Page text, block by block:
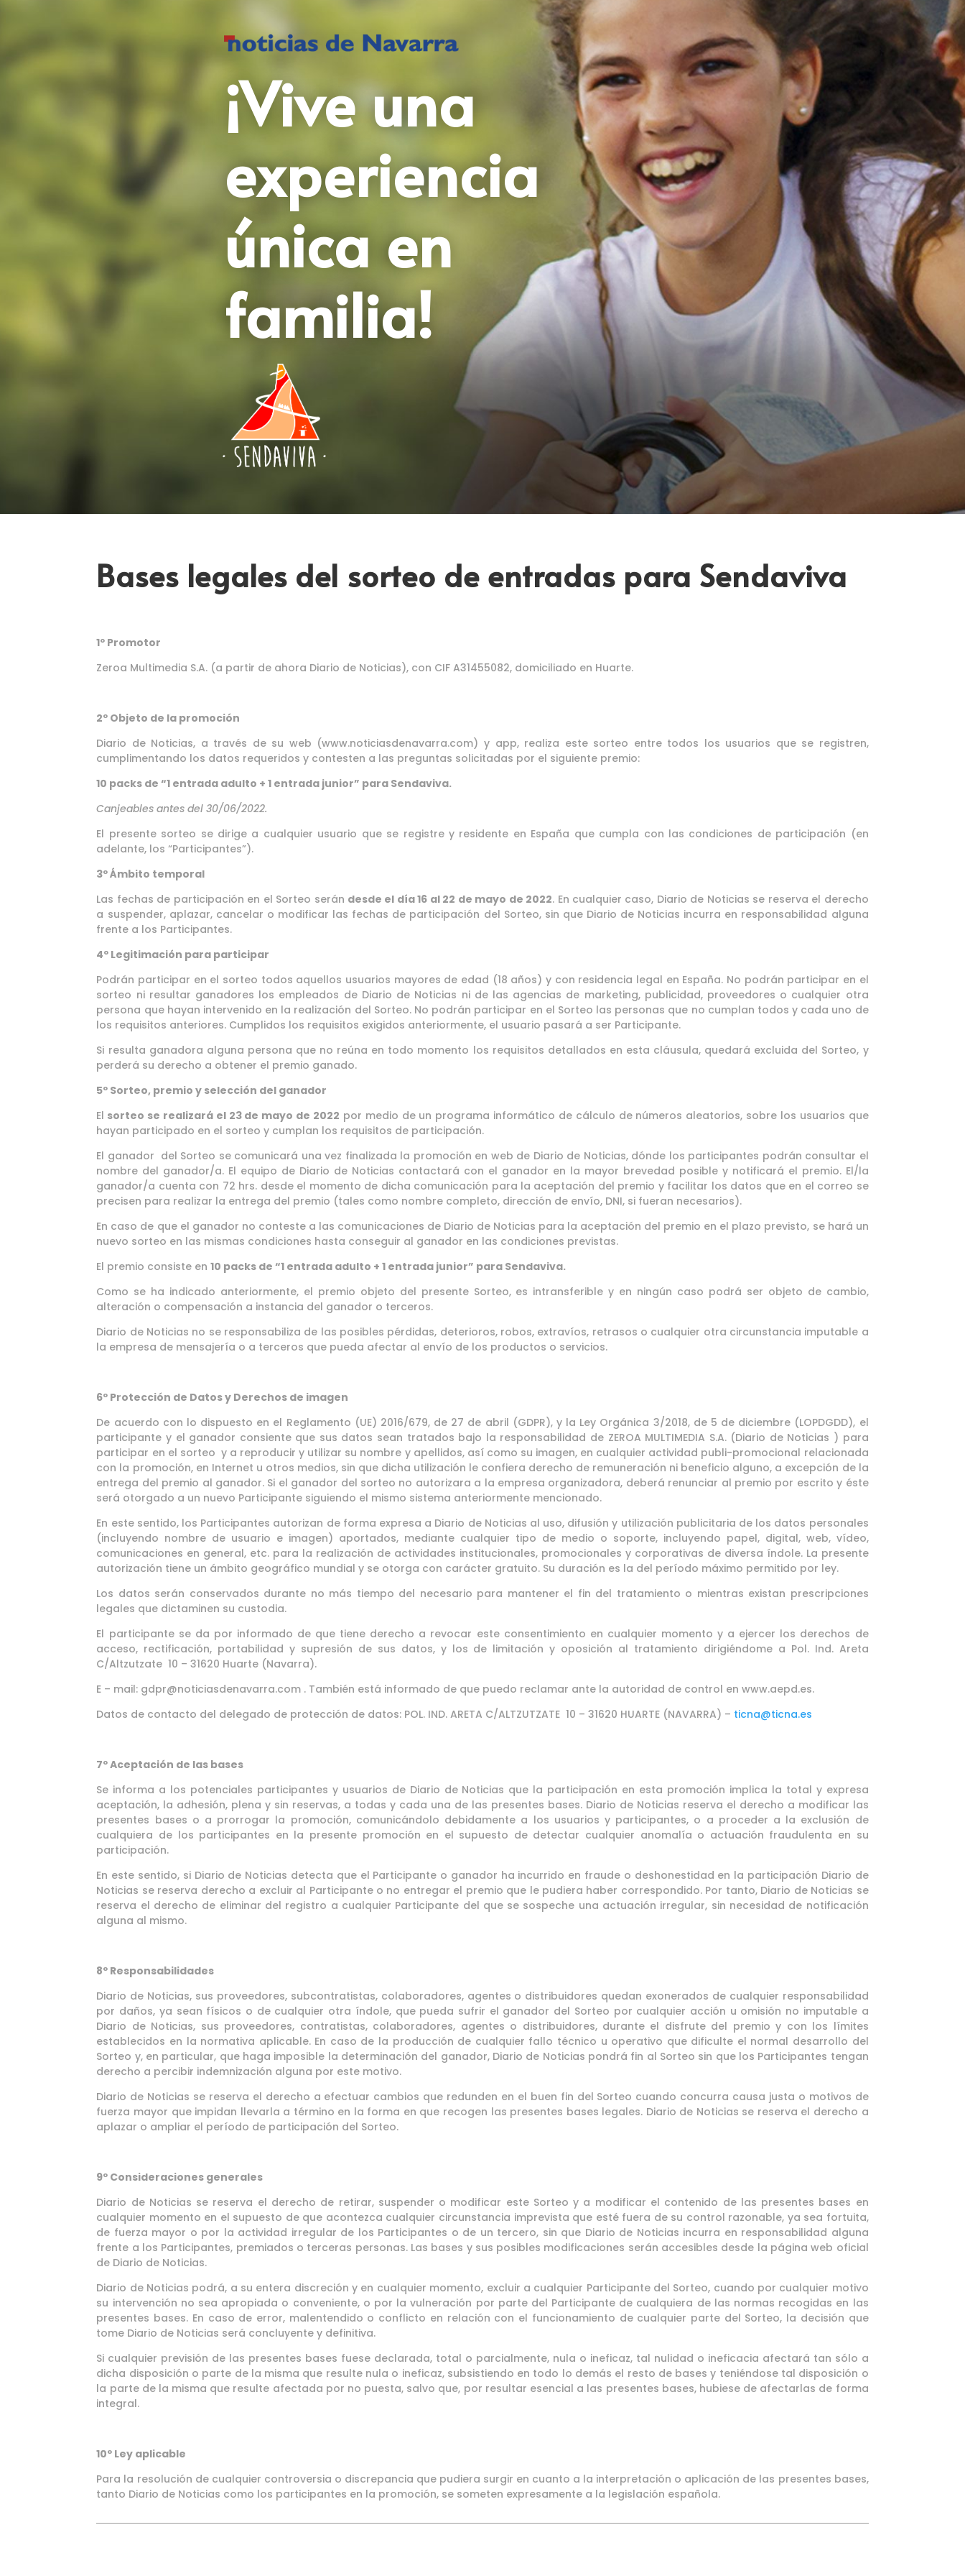
¡Vive una
experiencia
única en
familia!
Bases legales del sorteo de entradas para Sendaviva
1º Promotor
Zeroa Multimedia S.A. (a partir de ahora Diario de Noticias), con CIF A31455082, domiciliado en Huarte.
2º Objeto de la promoción
Diario de Noticias, a través de su web (www.noticiasdenavarra.com) y app, realiza este sorteo entre todos los usuarios que se registren,
cumplimentando los datos requeridos y contesten a las preguntas solicitadas por el siguiente premio:
10 packs de “1 entrada adulto + 1 entrada junior” para Sendaviva.
Canjeables antes del 30/06/2022.
El presente sorteo se dirige a cualquier usuario que se registre y residente en España que cumpla con las condiciones de participación (en
adelante, los “Participantes”).
3º Ámbito temporal
Las fechas de participación en el Sorteo serán desde el día 16 al 22 de mayo de 2022. En cualquier caso, Diario de Noticias se reserva el derecho
a suspender, aplazar, cancelar o modificar las fechas de participación del Sorteo, sin que Diario de Noticias incurra en responsabilidad alguna
frente a los Participantes.
4º Legitimación para participar
Podrán participar en el sorteo todos aquellos usuarios mayores de edad (18 años) y con residencia legal en España. No podrán participar en el
sorteo ni resultar ganadores los empleados de Diario de Noticias ni de las agencias de marketing, publicidad, proveedores o cualquier otra
persona que hayan intervenido en la realización del Sorteo. No podrán participar en el Sorteo las personas que no cumplan todos y cada uno de
los requisitos anteriores. Cumplidos los requisitos exigidos anteriormente, el usuario pasará a ser Participante.
Si resulta ganadora alguna persona que no reúna en todo momento los requisitos detallados en esta cláusula, quedará excluida del Sorteo, y
perderá su derecho a obtener el premio ganado.
5º Sorteo, premio y selección del ganador
El sorteo se realizará el 23 de mayo de 2022 por medio de un programa informático de cálculo de números aleatorios, sobre los usuarios que
hayan participado en el sorteo y cumplan los requisitos de participación.
El ganador del Sorteo se comunicará una vez finalizada la promoción en web de Diario de Noticias, dónde los participantes podrán consultar el
nombre del ganador/a. El equipo de Diario de Noticias contactará con el ganador en la mayor brevedad posible y notificará el premio. El/la
ganador/a cuenta con 72 hrs. desde el momento de dicha comunicación para la aceptación del premio y facilitar los datos que en el correo se
precisen para realizar la entrega del premio (tales como nombre completo, dirección de envío, DNI, si fueran necesarios).
En caso de que el ganador no conteste a las comunicaciones de Diario de Noticias para la aceptación del premio en el plazo previsto, se hará un
nuevo sorteo en las mismas condiciones hasta conseguir al ganador en las condiciones previstas.
El premio consiste en10 packs de “1 entrada adulto + 1 entrada junior” para Sendaviva.
Como se ha indicado anteriormente, el premio objeto del presente Sorteo, es intransferible y en ningún caso podrá ser objeto de cambio,
alteración o compensación a instancia del ganador o terceros.
Diario de Noticias no se responsabiliza de las posibles pérdidas, deterioros, robos, extravíos, retrasos o cualquier otra circunstancia imputable a
la empresa de mensajería o a terceros que pueda afectar al envío de los productos o servicios.
6º Protección de Datos y Derechos de imagen
De acuerdo con lo dispuesto en el Reglamento (UE) 2016/679, de 27 de abril (GDPR), y la Ley Orgánica 3/2018, de 5 de diciembre (LOPDGDD), el
participante y el ganador consiente que sus datos sean tratados bajo la responsabilidad de ZEROA MULTIMEDIA S.A. (Diario de Noticias ) para
participar en el sorteo y a reproducir y utilizar su nombre y apellidos, así como su imagen, en cualquier actividad publi-promocional relacionada
con la promoción, en Internet u otros medios, sin que dicha utilización le confiera derecho de remuneración ni beneficio alguno, a excepción de la
entrega del premio al ganador. Si el ganador del sorteo no autorizara a la empresa organizadora, deberá renunciar al premio por escrito y éste
será otorgado a un nuevo Participante siguiendo el mismo sistema anteriormente mencionado.
En este sentido, los Participantes autorizan de forma expresa a Diario de Noticias al uso, difusión y utilización publicitaria de los datos personales
(incluyendo nombre de usuario e imagen) aportados, mediante cualquier tipo de medio o soporte, incluyendo papel, digital, web, vídeo,
comunicaciones en general, etc. para la realización de actividades institucionales, promocionales y corporativas de diversa índole. La presente
autorización tiene un ámbito geográfico mundial y se otorga con carácter gratuito. Su duración es la del período máximo permitido por ley.
Los datos serán conservados durante no más tiempo del necesario para mantener el fin del tratamiento o mientras existan prescripciones
legales que dictaminen su custodia.
El participante se da por informado de que tiene derecho a revocar este consentimiento en cualquier momento y a ejercer los derechos de
acceso, rectificación, portabilidad y supresión de sus datos, y los de limitación y oposición al tratamiento dirigiéndome a Pol. Ind. Areta
C/Altzutzate 10 – 31620 Huarte (Navarra).
E – mail: gdpr@noticiasdenavarra.com . También está informado de que puedo reclamar ante la autoridad de control en www.aepd.es.
Datos de contacto del delegado de protección de datos: POL. IND. ARETA C/ALTZUTZATE 10 – 31620 HUARTE (NAVARRA) – ticna@ticna.es
7º Aceptación de las bases
Se informa a los potenciales participantes y usuarios de Diario de Noticias que la participación en esta promoción implica la total y expresa
aceptación, la adhesión, plena y sin reservas, a todas y cada una de las presentes bases. Diario de Noticias reserva el derecho a modificar las
presentes bases o a prorrogar la promoción, comunicándolo debidamente a los usuarios y participantes, o a proceder a la exclusión de
cualquiera de los participantes en la presente promoción en el supuesto de detectar cualquier anomalía o actuación fraudulenta en su
participación.
En este sentido, si Diario de Noticias detecta que el Participante o ganador ha incurrido en fraude o deshonestidad en la participación Diario de
Noticias se reserva derecho a excluir al Participante o no entregar el premio que le pudiera haber correspondido. Por tanto, Diario de Noticias se
reserva el derecho de eliminar del registro a cualquier Participante del que se sospeche una actuación irregular, sin necesidad de notificación
alguna al mismo.
8º Responsabilidades
Diario de Noticias, sus proveedores, subcontratistas, colaboradores, agentes o distribuidores quedan exonerados de cualquier responsabilidad
por daños, ya sean físicos o de cualquier otra índole, que pueda sufrir el ganador del Sorteo por cualquier acción u omisión no imputable a
Diario de Noticias, sus proveedores, contratistas, colaboradores, agentes o distribuidores, durante el disfrute del premio y con los límites
establecidos en la normativa aplicable. En caso de la producción de cualquier fallo técnico u operativo que dificulte el normal desarrollo del
Sorteo y, en particular, que haga imposible la determinación del ganador, Diario de Noticias pondrá fin al Sorteo sin que los Participantes tengan
derecho a percibir indemnización alguna por este motivo.
Diario de Noticias se reserva el derecho a efectuar cambios que redunden en el buen fin del Sorteo cuando concurra causa justa o motivos de
fuerza mayor que impidan llevarla a término en la forma en que recogen las presentes bases legales. Diario de Noticias se reserva el derecho a
aplazar o ampliar el período de participación del Sorteo.
9º Consideraciones generales
Diario de Noticias se reserva el derecho de retirar, suspender o modificar este Sorteo y a modificar el contenido de las presentes bases en
cualquier momento en el supuesto de que acontezca cualquier circunstancia imprevista que esté fuera de su control razonable, ya sea fortuita,
de fuerza mayor o por la actividad irregular de los Participantes o de un tercero, sin que Diario de Noticias incurra en responsabilidad alguna
frente a los Participantes, premiados o terceras personas. Las bases y sus posibles modificaciones serán accesibles desde la página web oficial
de Diario de Noticias.
Diario de Noticias podrá, a su entera discreción y en cualquier momento, excluir a cualquier Participante del Sorteo, cuando por cualquier motivo
su intervención no sea apropiada o conveniente, o por la vulneración por parte del Participante de cualquiera de las normas recogidas en las
presentes bases. En caso de error, malentendido o conflicto en relación con el funcionamiento de cualquier parte del Sorteo, la decisión que
tome Diario de Noticias será concluyente y definitiva.
Si cualquier previsión de las presentes bases fuese declarada, total o parcialmente, nula o ineficaz, tal nulidad o ineficacia afectará tan sólo a
dicha disposición o parte de la misma que resulte nula o ineficaz, subsistiendo en todo lo demás el resto de bases y teniéndose tal disposición o
la parte de la misma que resulte afectada por no puesta, salvo que, por resultar esencial a las presentes bases, hubiese de afectarlas de forma
integral.
10º Ley aplicable
Para la resolución de cualquier controversia o discrepancia que pudiera surgir en cuanto a la interpretación o aplicación de las presentes bases,
tanto Diario de Noticias como los participantes en la promoción, se someten expresamente a la legislación española.